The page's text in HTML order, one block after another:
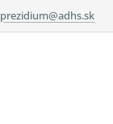
prezidium@adhs.sk